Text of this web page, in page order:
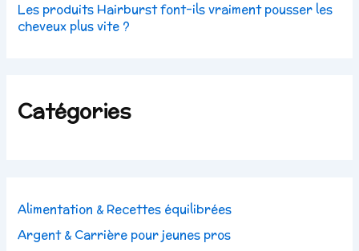
Les produits Hairburst font-ils vraiment pousser les
cheveux plus vite ?
Catégories
Alimentation & Recettes équilibrées
Argent & Carrière pour jeunes pros